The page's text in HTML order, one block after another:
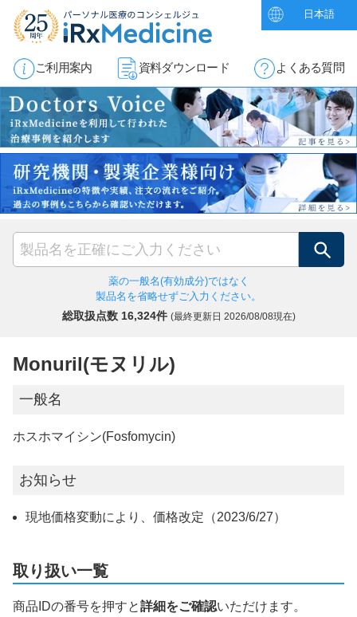
日本語
ご利用案内 資料ダウンロード よくある質問
検索
薬の一般名(有効成分)ではなく
製品名を省略せずご入力ください。
総取扱点数 16,324件 (最終更新日 2026/08/08現在)
Monuril(モヌリル)
一般名
ホスホマイシン(Fosfomycin)
お知らせ
現地価格変動により、価格改定（2023/6/27）
取り扱い一覧
商品IDの番号を押すと詳細をご確認いただけます。